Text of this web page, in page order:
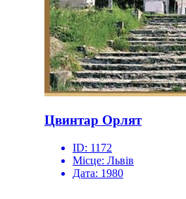
Цвинтар Орлят
ID: 1172
Місце: Львів
Дата: 1980